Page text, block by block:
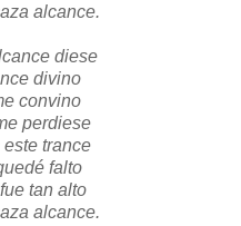
alcance.
diese
divino
convino
perdiese
trance
falto
tan alto
alcance.